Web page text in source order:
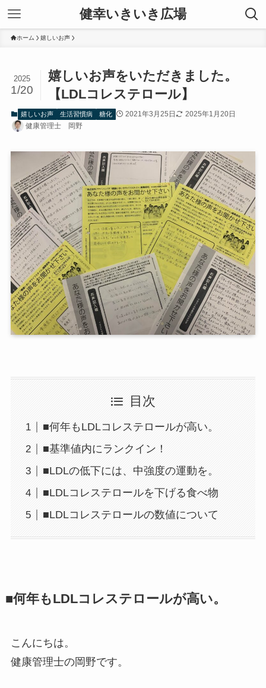
健幸いきいき広場
ホーム 嬉しいお声
嬉しいお声をいただきました。
【LDLコレステロール】
2025
1/20
嬉しいお声 生活習慣病 糖化 2021年3月25日
2025年1月20日
健康管理士 岡野
目次
■何年もLDLコレステロールが高い。
■基準値内にランクイン！
■LDLの低下には、中強度の運動を。
■LDLコレステロールを下げる食べ物
■LDLコレステロールの数値について
■何年もLDLコレステロールが高い。
こんにちは。
健康管理士の岡野です。